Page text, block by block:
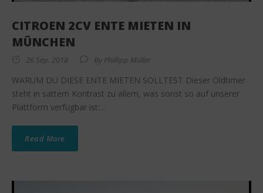
CITROEN 2CV ENTE MIETEN IN
MÜNCHEN
26 Sep. 2018 By Phillipp Müller
WARUM DU DIESE ENTE MIETEN SOLLTEST Dieser Oldtimer
steht in sattem Kontrast zu allem, was sonst so auf unserer
Plattform verfügbar ist:...
Read More